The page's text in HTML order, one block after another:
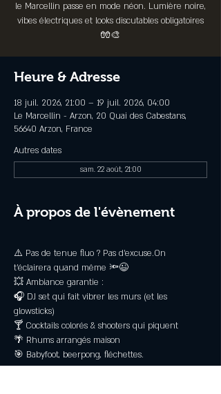
le Marcellin passe en mode néon. Lumière noire,
vibes électriques et looks discutables obligatoires
🧤🎨
Heure & Adresse
18 juil. 2026, 21:00 – 19 juil. 2026, 04:00
Le Marcellin - Arzon, 20 Quai des Cabestans,
56640 Arzon, France
Autres dates
sam. 22 août, 21:00
À propos de l'évènement
⚠️ Pas de tenue fluo ? Pas d’excuse.On
t’éclairera quand même 🔦😉
💥 Ambiance garantie :
🎧 DJ set qui fait vibrer les murs (et les
glowsticks)
🍸 Cocktails colorés & shooters qui piquent
🌴 Rhums arrangés maison
🎯 Babyfoot, beerpong, fléchettes.